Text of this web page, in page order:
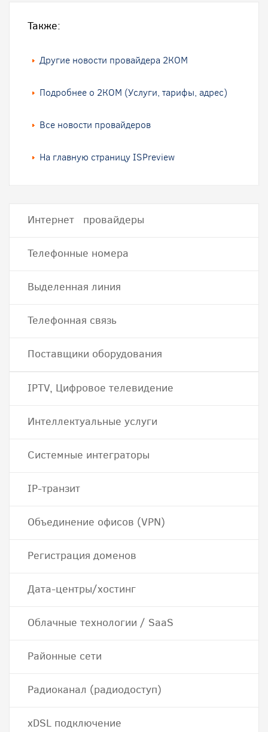
Также:
Другие новости провайдера 2КOM
Подробнее о 2КOM (Услуги, тарифы, адрес)
Все новости провайдеров
На главную страницу ISPreview
Интернет провайдеры
Телефонные номера
Выделенная линия
Телефонная связь
Поставщики оборудования
IPTV, Цифровое телевидение
Интеллектуальные услуги
Системные интеграторы
IP-транзит
Объединение офисов (VPN)
Регистрация доменов
Дата-центры/хостинг
Облачные технологии / SaaS
Районные сети
Радиоканал (радиодоступ)
хDSL подключение